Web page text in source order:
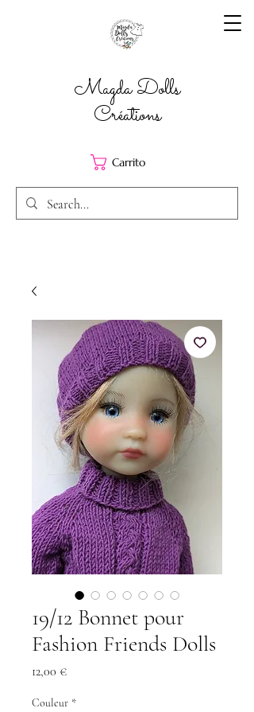
Magda Dolls
Créations
Carrito
19/12 Bonnet pour
Fashion Friends Dolls
12,00 €Precio
Couleur *